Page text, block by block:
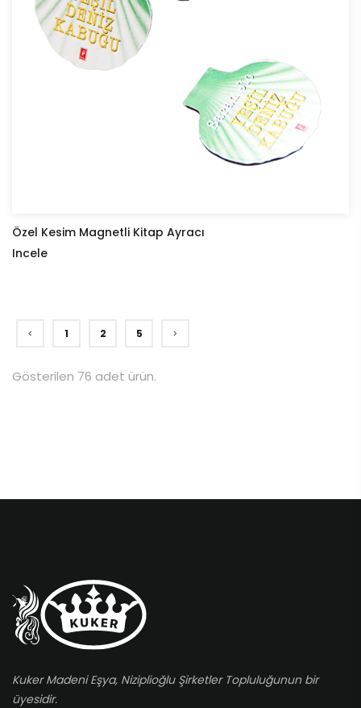
Özel Kesim Magnetli Kitap Ayracı
Incele
1 2 5
Gösterilen 76 adet ürün.
Kuker Madeni Eşya, Niziplioğlu Şirketler Topluluğunun bir
üyesidir.